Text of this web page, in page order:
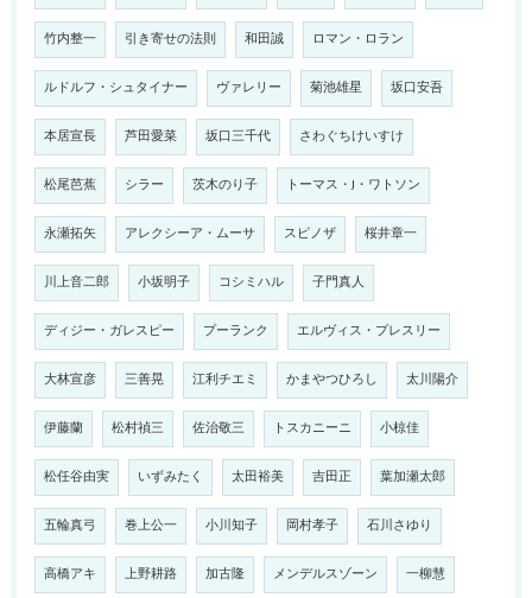
竹内整一 引き寄せの法則 和田誠 ロマン・ロラン
ルドルフ・シュタイナー ヴァレリー 菊池雄星 坂口安吾
本居宣長 芦田愛菜 坂口三千代 さわぐちけいすけ
松尾芭蕉 シラー 茨木のり子 トーマス・J・ワトソン
永瀬拓矢 アレクシーア・ムーサ スピノザ 桜井章一
川上音二郎 小坂明子 コシミハル 子門真人
ディジー・ガレスピー プーランク エルヴィス・プレスリー
大林宣彦 三善晃 江利チエミ かまやつひろし 太川陽介
伊藤蘭 松村禎三 佐治敬三 トスカニーニ 小椋佳
松任谷由実 いずみたく 太田裕美 吉田正 葉加瀬太郎
五輪真弓 巻上公一 小川知子 岡村孝子 石川さゆり
高橋アキ 上野耕路 加古隆 メンデルスゾーン 一柳慧